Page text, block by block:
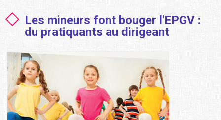
Les mineurs font bouger l'EPGV :
du pratiquants au dirigeant